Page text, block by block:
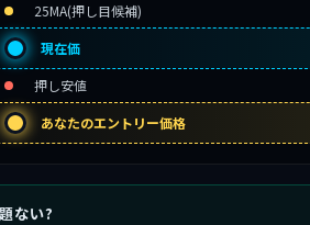
25MA(押し目候補)
現在価
押し安値
あなたのエントリー価格
ない?